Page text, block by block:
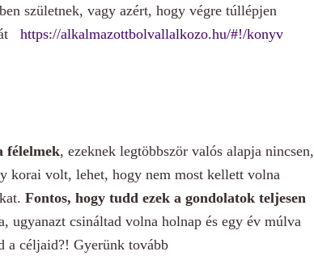
születnek, vagy azért, hogy végre túllépjen
https://alkalmazottbolvallalkozo.hu/#!/konyv
félelmek, ezeknek legtöbbször valós alapja nincsen,
korai volt, lehet, hogy nem most kellett volna
Fontos, hogy tudd ezek a gondolatok teljesen
ugyanazt csináltad volna holnap és egy év múlva
a céljaid?! Gyerünk tovább